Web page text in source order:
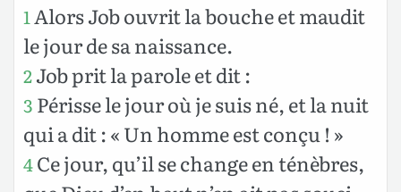
1Alors Job ouvrit la bouche et maudit
le jour de sa naissance.
2Job prit la parole et dit :
3 Périsse le jour où je suis né, et la nuit
qui a dit : « Un homme est conçu ! »
4Ce jour, qu’il se change en ténèbres,